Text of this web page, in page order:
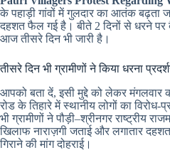
के पहाड़ी गांवों में गुलदार का आतंक बढ़ता
दहशत फैल गई है। बीते 2 दिनों से धरने पर
आज तीसरे दिन भी जारी है।
तीसरे दिन भी ग्रामीणों ने किया धरना
आपको बता दें, इसी मुद्दे को लेकर मंगलवार
रोड के तिहारे में स्थानीय लोगों का विरोध-
भी ग्रामीणों ने पौड़ी–श्रीनगर राष्ट्रीय
खिलाफ नाराज़गी जताई और लगातार
गिराने की मांग दोहराई।